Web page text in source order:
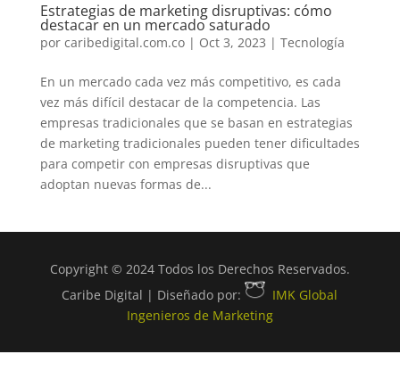
Estrategias de marketing disruptivas: cómo
destacar en un mercado saturado
por caribedigital.com.co| Oct 3, 2023 | Tecnología
En un mercado cada vez más competitivo, es cada
vez más difícil destacar de la competencia. Las
empresas tradicionales que se basan en estrategias
de marketing tradicionales pueden tener dificultades
para competir con empresas disruptivas que
adoptan nuevas formas de...
Copyright © 2024 Todos los Derechos Reservados.
Caribe Digital | Diseñado por:
IMK Global
Ingenieros de Marketing